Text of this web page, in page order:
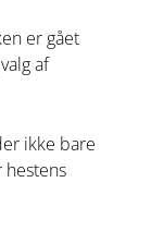
er gået
af
ikke bare
hestens